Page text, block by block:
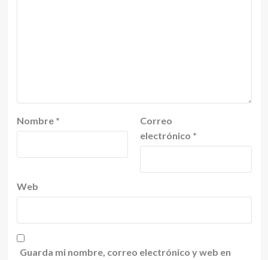
Nombre *
Correo
electrónico *
Web
Guarda mi nombre, correo electrónico y web en